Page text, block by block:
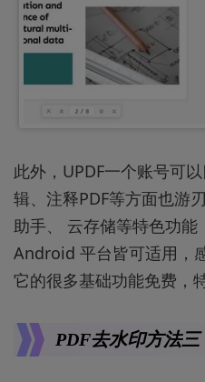
此外，UPDF一个账号可
辑、注释PDF等方面也游
助手、 云存储等特色功
Android 平台皆可适用，
它的很多基础功能免费，
PDF去水印方法